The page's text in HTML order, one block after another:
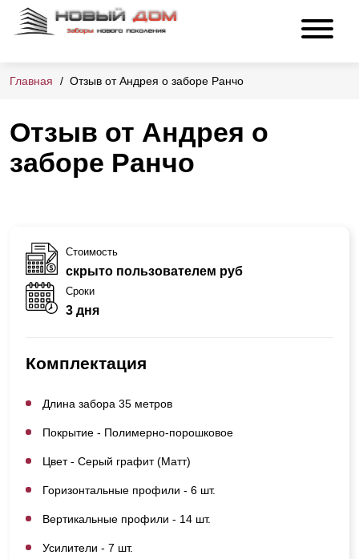
Главная Отзыв от Андрея о заборе Ранчо
Отзыв от Андрея о
заборе Ранчо
Стоимость
скрыто пользователем руб
Сроки
3 дня
Комплектация
Длина забора 35 метров
Покрытие - Полимерно-порошковое
Цвет - Серый графит (Матт)
Горизонтальные профили - 6 шт.
Вертикальные профили - 14 шт.
Усилители - 7 шт.